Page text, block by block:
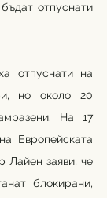
отпуснати
отпуснати на
но около 20
На 17
Европейската
Лайен заяви, че
блокирани,